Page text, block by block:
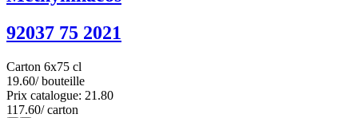
92037 75 2021
Carton 6x75 cl
19.60/ bouteille
Prix catalogue: 21.80
117.60/ carton